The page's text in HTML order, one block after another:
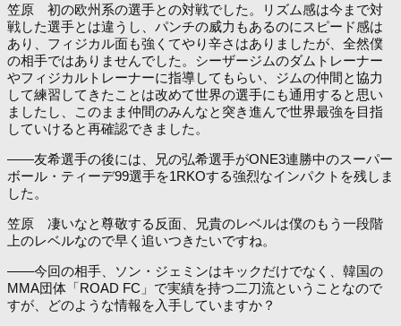
笠原 初の欧州系の選手との対戦でした。リズム感は今まで対
戦した選手とは違うし、パンチの威力もあるのにスピード感は
あり、フィジカル面も強くてやり辛さはありましたが、全然僕
の相手ではありませんでした。シーザージムのダムトレーナー
やフィジカルトレーナーに指導してもらい、ジムの仲間と協力
して練習してきたことは改めて世界の選手にも通用すると思い
ましたし、このまま仲間のみんなと突き進んで世界最強を目指
していけると再確認できました。
――友希選手の後には、兄の弘希選手がONE3連勝中のスーパー
ボール・ティーデ99選手を1RKOする強烈なインパクトを残しま
した。
笠原 凄いなと尊敬する反面、兄貴のレベルは僕のもう一段階
上のレベルなので早く追いつきたいですね。
――今回の相手、ソン・ジェミンはキックだけでなく、韓国の
MMA団体「ROAD FC」で実績を持つ二刀流ということなので
すが、どのような情報を入手していますか？